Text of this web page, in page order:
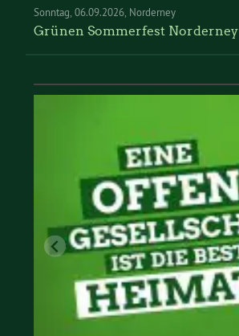
Sonntag 06.09.2026 Norderney
Grünen Sommerfest Norderney